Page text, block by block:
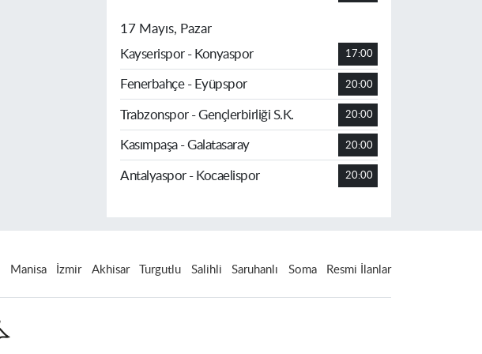
17 Mayıs, Pazar
Kayserispor - Konyaspor
17:00
Fenerbahçe - Eyüpspor 20:00
Trabzonspor - Gençlerbirliği S.K. 20:00
Kasımpaşa - Galatasaray 20:00
Antalyaspor - Kocaelispor 20:00
Manisa İzmir Akhisar Turgutlu Salihli Saruhanlı Soma Resmi İlanlar